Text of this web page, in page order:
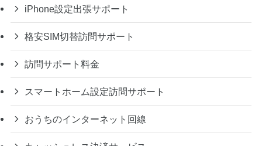
iPhone設定出張サポート
格安SIM切替訪問サポート
訪問サポート料金
スマートホーム設定訪問サポート
おうちのインターネット回線